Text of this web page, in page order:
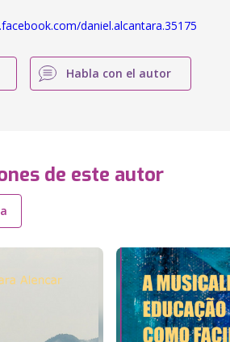
daniel.alcantara.35175
Habla con el autor
de este autor